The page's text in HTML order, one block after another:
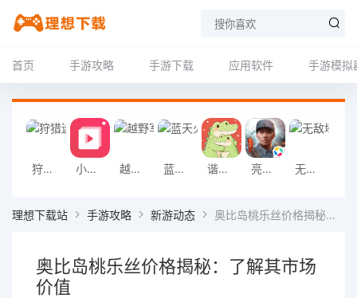
首页 手游攻略 手游下载 应用软件 手游模拟
狩猎迷城恐龙大战游戏 小影记app 越野军事卡车司机游戏 蓝天火龙传奇安卓版 谐音梗游戏 亮剑2026官方版 无敌塔防王游戏
理想下载站 手游攻略 新游动态 奥比岛桃乐丝价格揭秘：了解其市场价值
奥比岛桃乐丝价格揭秘：了解其市场
价值